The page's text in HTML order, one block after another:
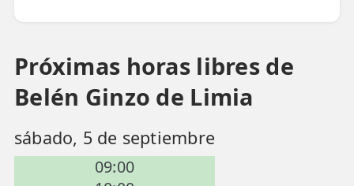
📍 Chamberí - Centro
📍 Barrio Salamanca
📍 Carabanchel - Usera
📍 Bravo Murillo
Próximas horas libres de
Belén Ginzo de Limia
sábado, 5 de septiembre
09:00